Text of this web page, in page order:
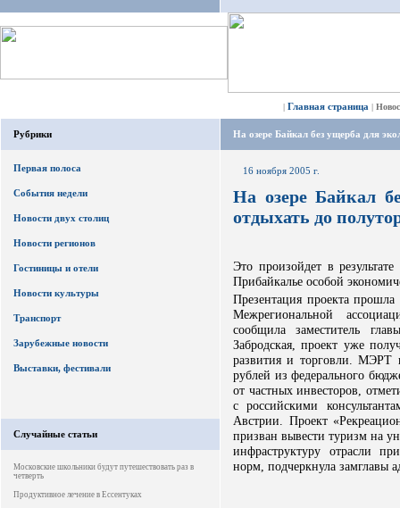
| Главная страница |
Рубрики
Первая полоса
События недели
Новости двух столиц
Новости регионов
Гостиницы и отели
Новости культуры
Транспорт
Зарубежные новости
Выставки, фестивали
Случайные статьи
Московские школьники будут путешествовать раз в
четверть
Продуктивное лечение в Ессентуках
На озере Байкал без ущерба для
16 ноября 2005 г.
На озере Байкал
отдыхать до
Это произойдет в
Прибайкалье особой
Презентация проекта
Межрегиональной
сообщила заместитель
Забродская, проект уже
развития и торговли. МЭРТ
рублей из федерального
от частных инвесторов,
с российскими
Австрии. Проект
призван вывести туризм на
инфраструктуру отрасли
норм, подчеркнула замглавы